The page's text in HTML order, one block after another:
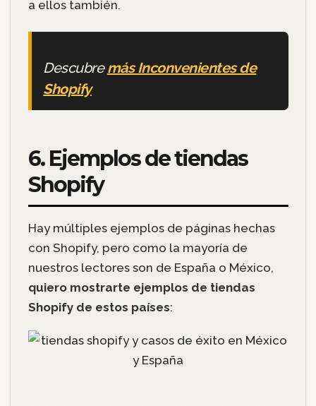
a ellos también.
Descubremás Inconvenientes de
Shopify
6. Ejemplos de tiendas
Shopify
Hay múltiples ejemplos de páginas hechas
con Shopify, pero como la mayoría de
nuestros lectores son de España o México,
quiero mostrarte ejemplos de tiendas
Shopify de estos países: